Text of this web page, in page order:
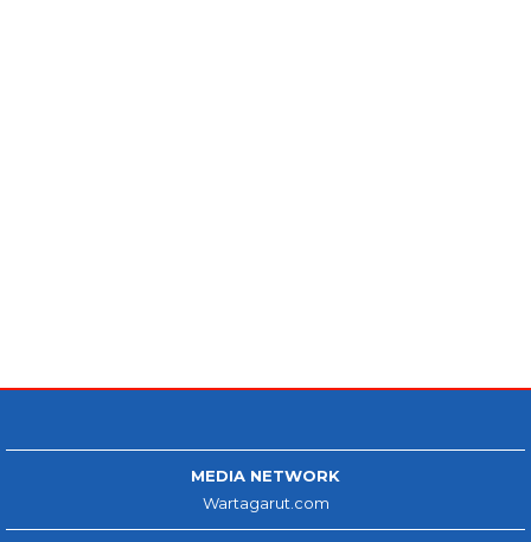
MEDIA NETWORK
Wartagarut.com